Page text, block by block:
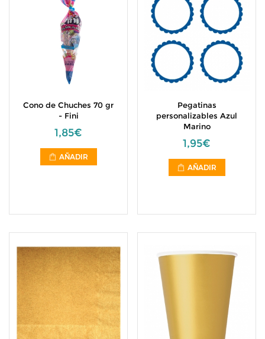
Cono de Chuches 70 gr
- Fini
1,85€
AÑADIR
Pegatinas
personalizables Azul
Marino
1,95€
AÑADIR